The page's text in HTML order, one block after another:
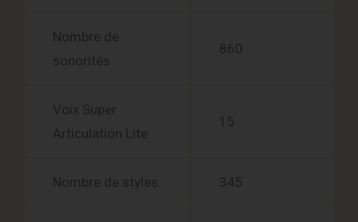
Nombre de
sonorités
860
Voix Super
Articulation Lite
15
Nombre de styles 345